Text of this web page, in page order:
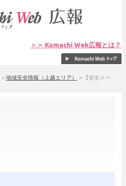
＞＞ Komachi Web広報とは？
> 地域安全情報（上越エリア） >
【安全メー